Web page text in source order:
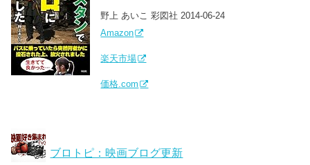
野上 あいこ 彩図社 2014-06-24
Amazon
楽天市場
価格.com
ブロトピ：映画ブログ更新